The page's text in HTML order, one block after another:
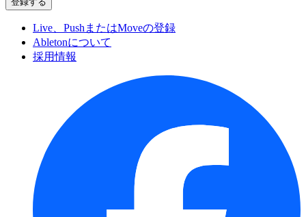
Live、PushまたはMoveの登録
Abletonについて
採用情報